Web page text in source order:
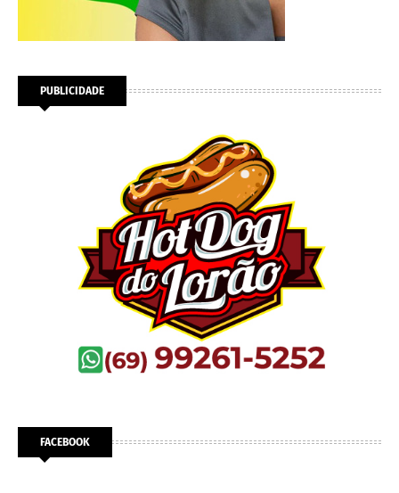
PUBLICIDADE
FACEBOOK